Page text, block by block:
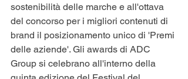
sostenibilità delle marche e all'ottava
del concorso per i migliori contenuti di
brand il posizionamento unico di 'Premi
delle aziende'. Gli awards di ADC
Group si celebrano all'interno della